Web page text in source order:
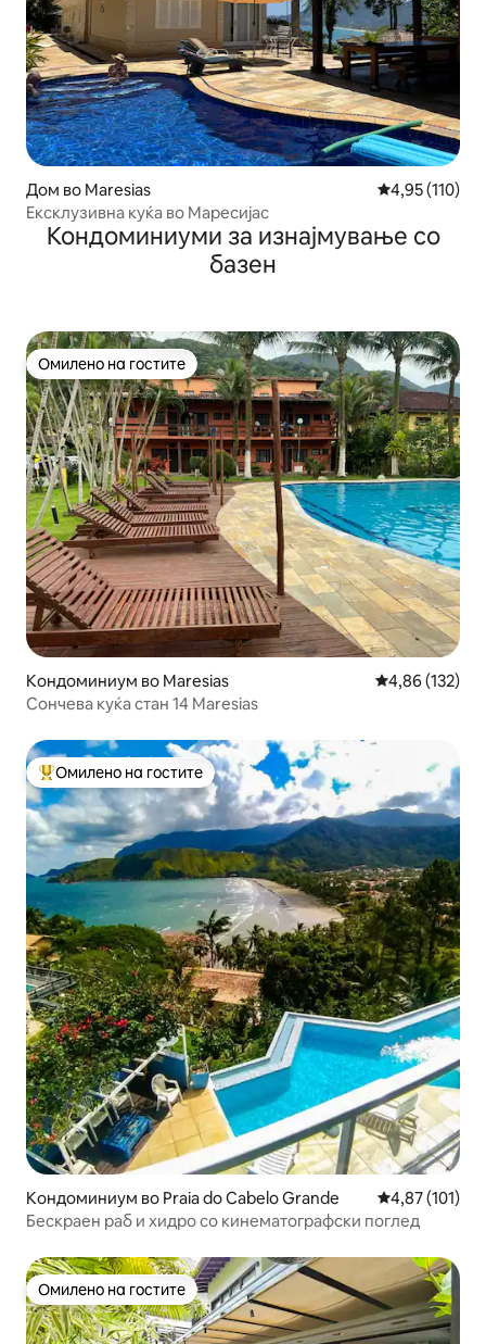
Дом во Maresias Просечна
4,95 (110)
Ексклузивна куќа во Маресијас
Кондоминиуми за изнајмување со
базен
Омилено на гостите
Омилено на гостите
Кондоминиум во Maresias Просечна
4,86 (132)
Сончева куќа стан 14 Maresias
Меѓу најуспешните „Омилени на гостите“
Омилено на гостите
Кондоминиум во Praia do Cabelo Grande Просечна
4,87 (101)
Бескраен раб и хидро со кинематографски поглед
Омилено на гостите
Омилено на гостите